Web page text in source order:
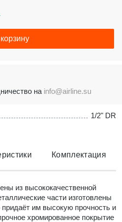
1/2" DR
на info@airline.su
Комплектация
из высококачественной
части изготовлены
придаёт им высокую прочность и
хромированное покрытие